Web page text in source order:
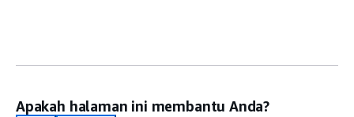
Apakah halaman ini membantu Anda?